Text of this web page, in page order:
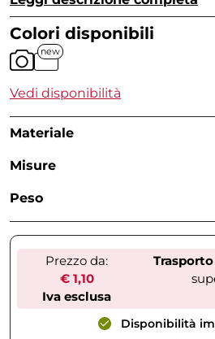
Colori disponibili
new
Vedi disponibilità
Materiale
Misure
Peso
Prezzo da:
€ 1,10
Iva esclusa
Disponibilità